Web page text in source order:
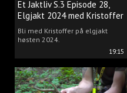
19:15
Et Jaktliv S.3 Episode 28,
Elgjakt 2024 med Kristoffer
Clausen
Bli med Kristoffer på elgjakt
høsten 2024.